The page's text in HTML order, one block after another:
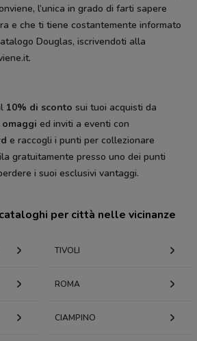
l’unica in grado di farti sapere
e che ti tiene costantemente informato
Douglas, iscrivendoti alla
10% di sconto sui tuoi acquisti da
omaggi ed inviti a eventi con
e raccogli i punti per collezionare
gratuitamente presso uno dei punti
i suoi esclusivi vantaggi.
per città nelle vicinanze
TIVOLI
ROMA
CIAMPINO